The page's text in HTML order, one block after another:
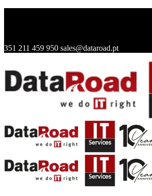
351 211 459 950 sales@dataroad.pt